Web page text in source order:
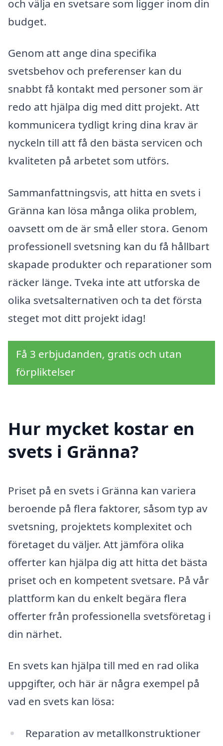
och välja en svetsare som ligger inom din
budget.
Genom att ange dina specifika
svetsbehov och preferenser kan du
snabbt få kontakt med personer som är
redo att hjälpa dig med ditt projekt. Att
kommunicera tydligt kring dina krav är
nyckeln till att få den bästa servicen och
kvaliteten på arbetet som utförs.
Sammanfattningsvis, att hitta en svets i
Gränna kan lösa många olika problem,
oavsett om de är små eller stora. Genom
professionell svetsning kan du få hållbart
skapade produkter och reparationer som
räcker länge. Tveka inte att utforska de
olika svetsalternativen och ta det första
steget mot ditt projekt idag!
Få 3 erbjudanden, gratis och utan
förpliktelser
Hur mycket kostar en
svets i Gränna?
Priset på en svets i Gränna kan variera
beroende på flera faktorer, såsom typ av
svetsning, projektets komplexitet och
företaget du väljer. Att jämföra olika
offerter kan hjälpa dig att hitta det bästa
priset och en kompetent svetsare. På vår
plattform kan du enkelt begära flera
offerter från professionella svetsföretag i
din närhet.
En svets kan hjälpa till med en rad olika
uppgifter, och här är några exempel på
vad en svets kan lösa:
Reparation av metallkonstruktioner